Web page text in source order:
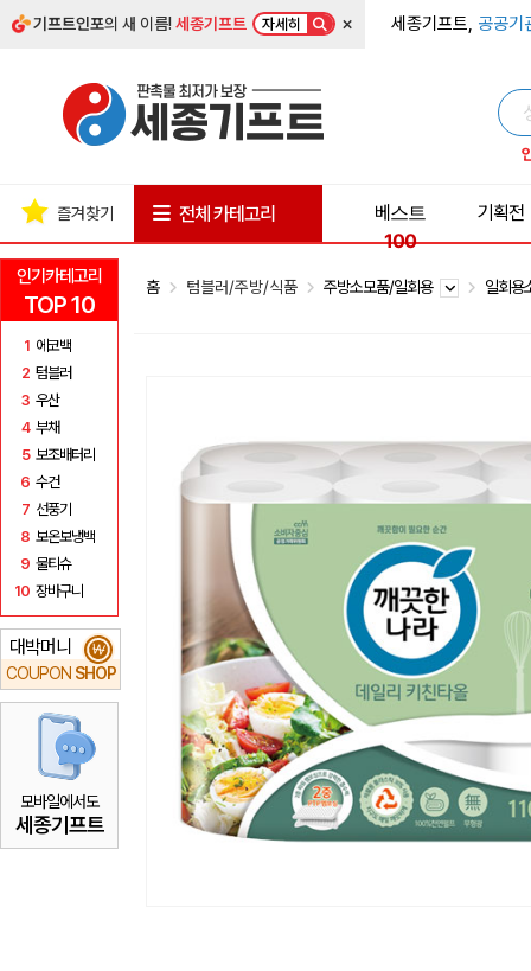
기프트인포의 새 이름!세종기프트 자세히 × 세종기프트, 공공기
인기카테고리
TOP 10
1 에코백
2 텀블러
3 우산
4 부채
5 보조배터리
6 수건
7 선풍기
8 보온보냉백
9 물티슈
10 장바구니
대박머니
COUPON SHOP
₩
모바일에서도
세종기프트
즐겨찾기 전체 카테고리
베스트
100
기획전
홈 텀블러/주방/식품 주방소모품/일회용 일회